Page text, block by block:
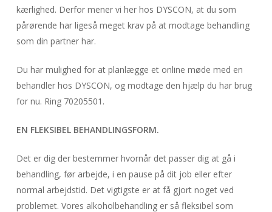
kærlighed. Derfor mener vi her hos DYSCON, at du som
pårørende har ligeså meget krav på at modtage behandling
som din partner har.
Du har mulighed for at planlægge et online møde med en
behandler hos DYSCON, og modtage den hjælp du har brug
for nu. Ring 70205501.
EN FLEKSIBEL BEHANDLINGSFORM.
Det er dig der bestemmer hvornår det passer dig at gå i
behandling, før arbejde, i en pause på dit job eller efter
normal arbejdstid. Det vigtigste er at få gjort noget ved
problemet. Vores alkoholbehandling er så fleksibel som